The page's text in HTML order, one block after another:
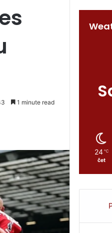
1 minute read
24 ℃
čet